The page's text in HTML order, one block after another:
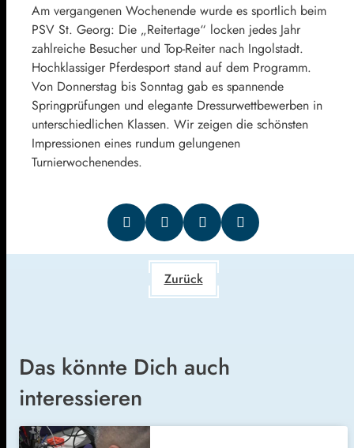
Am vergangenen Wochenende wurde es sportlich beim
PSV St. Georg: Die „Reitertage“ locken jedes Jahr
zahlreiche Besucher und Top-Reiter nach Ingolstadt.
Hochklassiger Pferdesport stand auf dem Programm.
Von Donnerstag bis Sonntag gab es spannende
Springprüfungen und elegante Dressurwettbewerben in
unterschiedlichen Klassen. Wir zeigen die schönsten
Impressionen eines rundum gelungenen
Turnierwochenendes.
Zurück
Das könnte Dich auch
interessieren